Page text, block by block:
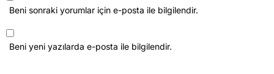
Beni sonraki yorumlar için e-posta ile bilgilendir.
Beni yeni yazılarda e-posta ile bilgilendir.